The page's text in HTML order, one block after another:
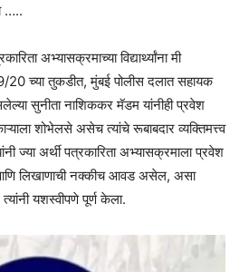
…..
अभ्यासक्रमाच्या विद्यार्थ्यांना मी
20 च्या तुकडीत, मुंबई पोलीस दलात सहायक
सुनीता नाशिककर मॅडम यांनीही प्रवेश
शोभेलसे असेच त्यांचे रूबाबदार व्यक्तिमत्त्व
ज्या अर्थी पत्रकारिता अभ्यासक्रमाला प्रवेश
आणि लिखाणाची नक्कीच आवड असेल, असा
यशस्वीपणे पूर्ण केला.